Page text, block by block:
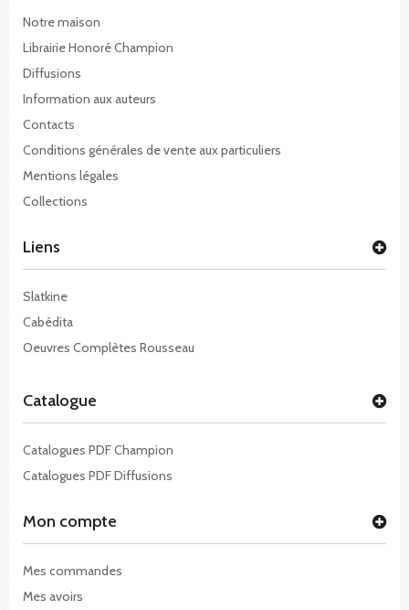
Notre maison
Librairie Honoré Champion
Diffusions
Information aux auteurs
Contacts
Conditions générales de vente aux particuliers
Mentions légales
Collections
Liens
Slatkine
Cabédita
Oeuvres Complètes Rousseau
Catalogue
Catalogues PDF Champion
Catalogues PDF Diffusions
Mon compte
Mes commandes
Mes avoirs